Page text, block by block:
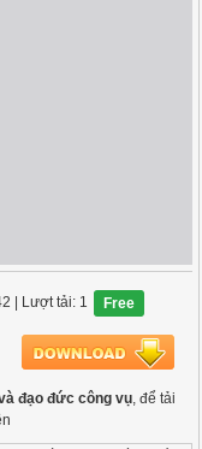
| Lượt tải: 1 Free
đạo đức công vụ, để tải